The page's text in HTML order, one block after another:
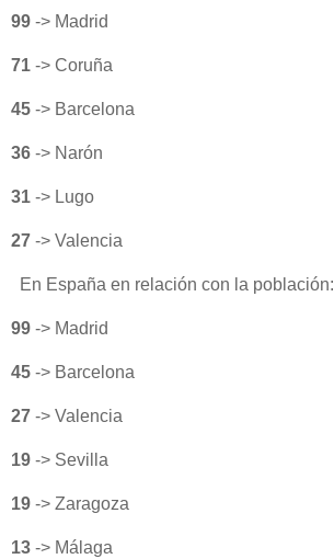
99 -> Madrid
71 -> Coruña
45 -> Barcelona
36 -> Narón
31 -> Lugo
27 -> Valencia
En España en relación con la población:
99 -> Madrid
45 -> Barcelona
27 -> Valencia
19 -> Sevilla
19 -> Zaragoza
13 -> Málaga